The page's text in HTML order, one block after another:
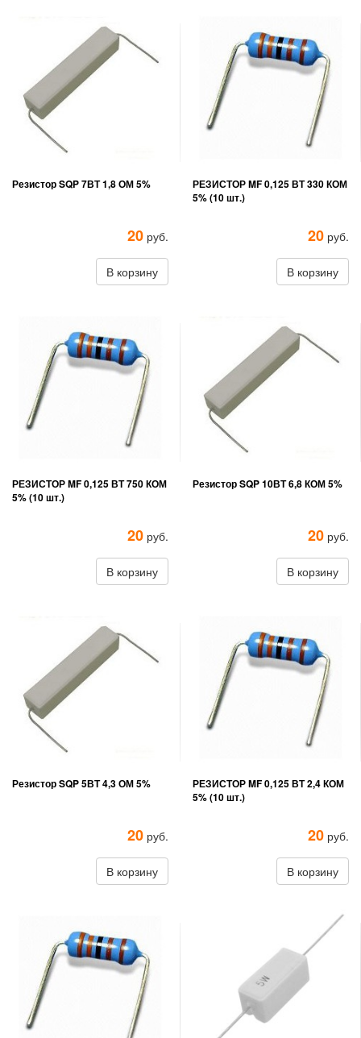
Резистор SQP 7ВТ 1,8 ОМ 5%
20 руб.
В корзину
РЕЗИСТОР MF 0,125 ВТ 330 КОМ
5% (10 шт.)
20 руб.
В корзину
РЕЗИСТОР MF 0,125 ВТ 750 КОМ
5% (10 шт.)
20 руб.
В корзину
Резистор SQP 10ВТ 6,8 КОМ 5%
20 руб.
В корзину
Резистор SQP 5ВТ 4,3 ОМ 5%
20 руб.
В корзину
РЕЗИСТОР MF 0,125 ВТ 2,4 КОМ
5% (10 шт.)
20 руб.
В корзину